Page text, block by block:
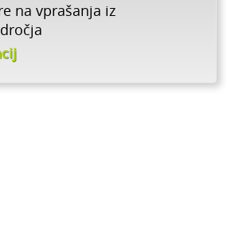
na vprašanja iz